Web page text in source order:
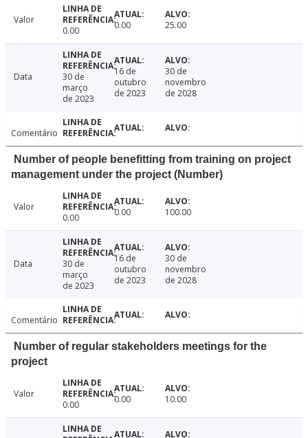
Valor
0.00
0.00 25.00
Data
30 de
março
de 2023
16 de
outubro
de 2023
30 de
novembro
de 2028
Comentário
Number of people benefitting from training on project
management under the project (Number)
Valor
0.00
0.00 100.00
Data
30 de
março
de 2023
16 de
outubro
de 2023
30 de
novembro
de 2028
Comentário
Number of regular stakeholders meetings for the
project
Valor
0.00
0.00 10.00